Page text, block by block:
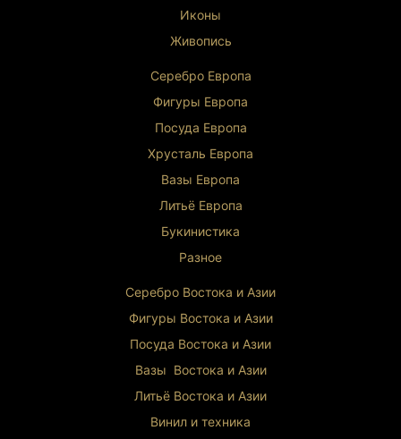
Иконы
Живопись
Серебро Европа
Фигуры Европа
Посуда Европа
Хрусталь Европа
Вазы Европа
Литьё Европа
Букинистика
Разное
Серебро Востока и Азии
Фигуры Востока и Азии
Посуда Востока и Азии
Вазы Востока и Азии
Литьё Востока и Азии
Винил и техника